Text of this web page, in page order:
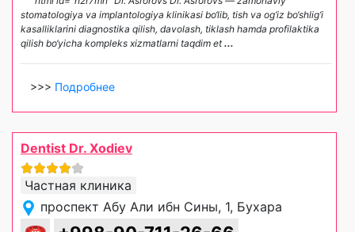
stomatologiya va implantologiya klinikasi bo‘lib, tish va og‘iz bo‘shlig‘i
kasalliklarini diagnostika qilish, davolash, tiklash hamda profilaktika
qilish bo‘yicha kompleks xizmatlarni taqdim et...
>>> Подробнее
Dentist Dr. Xodiev
Частная клиника
проспект Абу Али ибн Сины, 1, Бухара